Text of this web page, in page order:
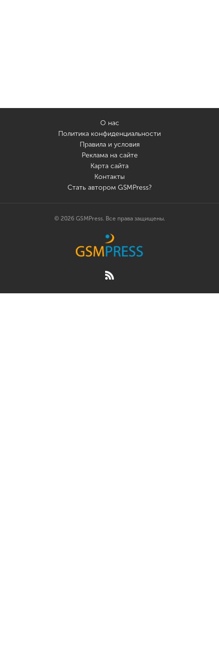
О нас
Политика конфиденциальности
Правила и условия
Реклама на сайте
Карта сайта
Контакты
Стать автором GSMPress?
© 2026 GSMPress. Все права защищены.